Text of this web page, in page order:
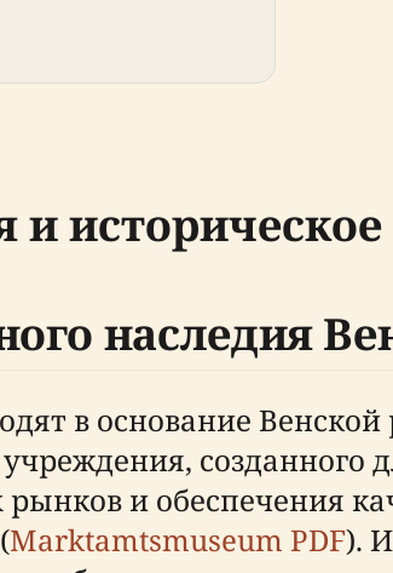
историческое
наследия
в основание
созданного
и обеспечения
Marktamtsmuseum PDF).